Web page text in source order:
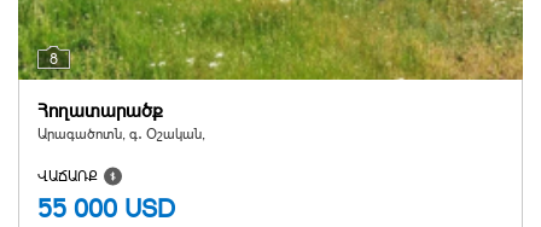
8
Հողատարածք
Արագածոտն, գ․ Օշական,
ՎԱՃԱՌՔ
55 000 USD